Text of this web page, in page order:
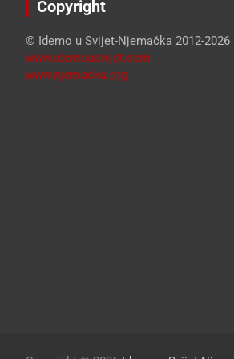
Copyright
© Idemo u Svijet-Njemačka 2012-2026
www.idemousvijet.com
www.njemacka.org